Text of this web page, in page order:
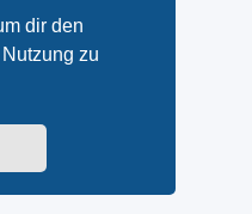
dir den
zu